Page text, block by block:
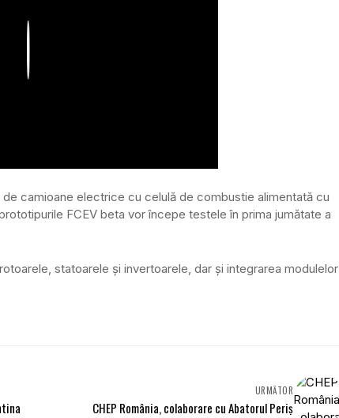
camioane electrice cu celulă de combustie alimentată cu
FCEV beta vor începe testele în prima jumătate a
statoarele și invertoarele, dar și integrarea modulelor
URMĂTOR
CHEP România, colaborare cu Abatorul Periș